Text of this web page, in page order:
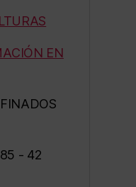
EN
- 42